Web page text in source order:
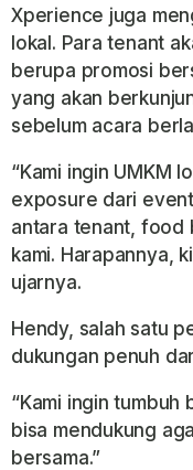
Xperience juga
lokal. Para tenant
berupa promosi
yang akan
sebelum acara
“Kami ingin UMKM
exposure dari
antara tenant, food
kami. Harapannya,
ujarnya.
Hendy, salah satu
dukungan penuh
“Kami ingin tumbuh
bisa mendukung
bersama.”